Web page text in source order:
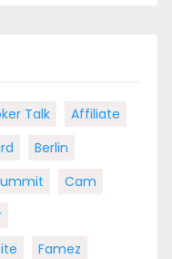
Talk
Affiliate
Berlin
Cam
Famez